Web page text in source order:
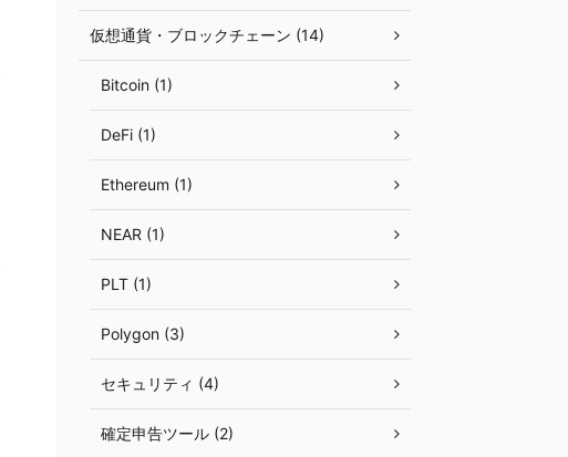
仮想通貨・ブロックチェーン (14)
Bitcoin (1)
DeFi (1)
Ethereum (1)
NEAR (1)
PLT (1)
Polygon (3)
セキュリティ (4)
確定申告ツール (2)